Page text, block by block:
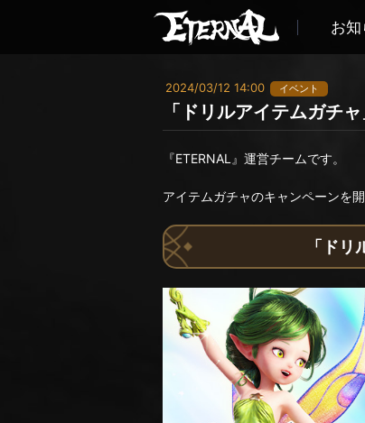
お
2024/03/12 14:00 イベント
「ドリルアイテムガチ
『ETERNAL』運営チームです。
アイテムガチャのキャンペーンを開
「ド